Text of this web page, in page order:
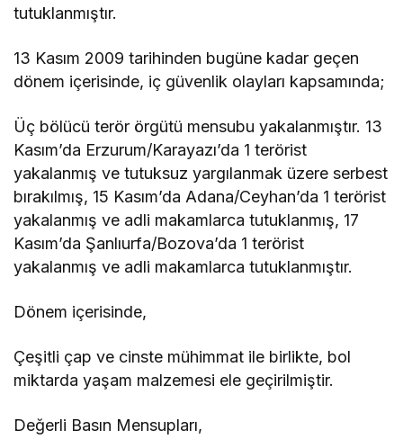
tutuklanmıştır.
13 Kasım 2009 tarihinden bugüne kadar geçen
dönem içerisinde, iç güvenlik olayları kapsamında;
Üç bölücü terör örgütü mensubu yakalanmıştır. 13
Kasım’da Erzurum/Karayazı’da 1 terörist
yakalanmış ve tutuksuz yargılanmak üzere serbest
bırakılmış, 15 Kasım’da Adana/Ceyhan’da 1 terörist
yakalanmış ve adli makamlarca tutuklanmış, 17
Kasım’da Şanlıurfa/Bozova’da 1 terörist
yakalanmış ve adli makamlarca tutuklanmıştır.
Dönem içerisinde,
Çeşitli çap ve cinste mühimmat ile birlikte, bol
miktarda yaşam malzemesi ele geçirilmiştir.
Değerli Basın Mensupları,